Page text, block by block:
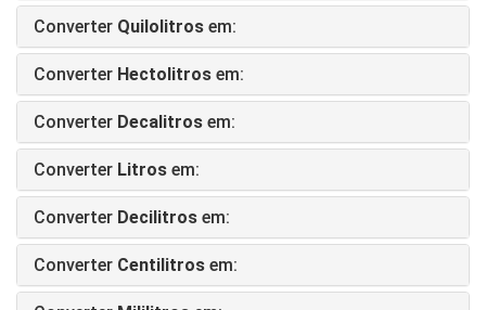
Converter Quilolitros em:
Converter Hectolitros em:
Converter Decalitros em:
Converter Litros em:
Converter Decilitros em:
Converter Centilitros em: